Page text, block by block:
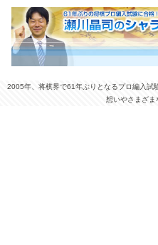
2005年、将棋界で61年ぶりとなるプロ編入試
想いやさまざま